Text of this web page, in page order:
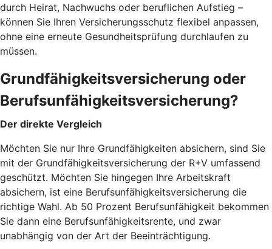
durch Heirat, Nachwuchs oder beruflichen Aufstieg –
können Sie Ihren Versicherungsschutz flexibel anpassen,
ohne eine erneute Gesundheitsprüfung durchlaufen zu
müssen.
Grundfähigkeitsversicherung oder
Berufsunfähigkeitsversicherung?
Der direkte Vergleich
Möchten Sie nur Ihre Grundfähigkeiten absichern, sind Sie
mit der Grundfähigkeitsversicherung der R+V umfassend
geschützt. Möchten Sie hingegen Ihre Arbeitskraft
absichern, ist eine Berufsunfähigkeitsversicherung die
richtige Wahl. Ab 50 Prozent Berufsunfähigkeit bekommen
Sie dann eine Berufsunfähigkeitsrente, und zwar
unabhängig von der Art der Beeinträchtigung.